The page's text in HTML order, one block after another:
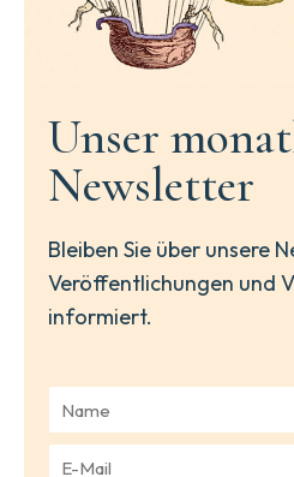
Unser
Newsletter
Bleiben Sie über unsere
Veröffentlichungen und
informiert.
m